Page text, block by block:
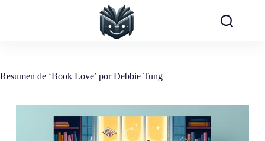
Resumen de ‘Book Love’ por Debbie Tung